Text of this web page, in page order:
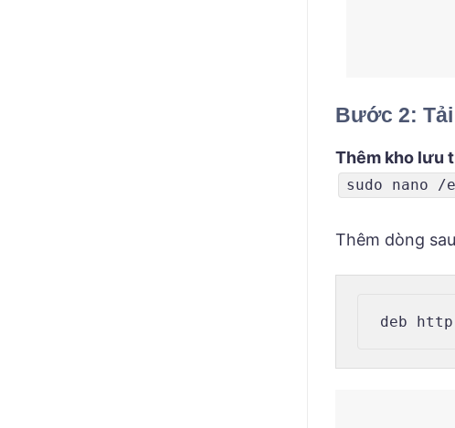
Bước 2:
Thêm kho lưu
sudo nano
Thêm dòng
deb